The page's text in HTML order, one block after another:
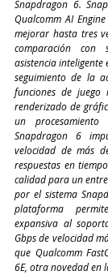
Snapdragon 6.
Qualcomm AI
mejorar hasta tres
comparación con
asistencia
seguimiento de la
funciones de juego
renderizado de
un
Snapdragon 6
velocidad de más
respuestas en
calidad para un
por el sistema
plataforma
expansiva al
Gbps de velocidad
que Qualcomm
6E, otra novedad en